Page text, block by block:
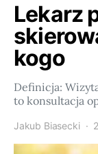
Lekarz
kogo
Definicja:
to konsultacja
Jakub Biasecki